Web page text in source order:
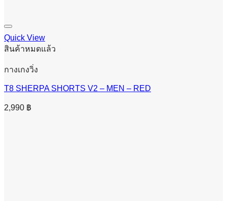
Quick View
สินค้าหมดแล้ว
กางเกงวิ่ง
T8 SHERPA SHORTS V2 – MEN – RED
2,990 ฿